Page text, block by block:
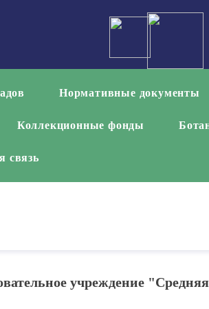
Нормативные документы
Коллекционные фонды
связь
учреждение